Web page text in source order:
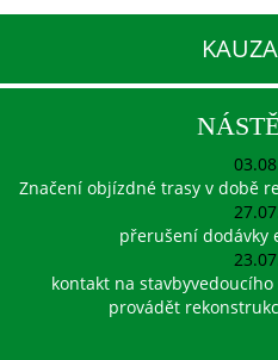
Značení objízdné trasy v době
přerušení dodávky
kontakt na
provádět